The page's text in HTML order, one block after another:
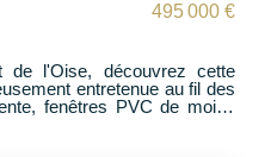
495 000 €
de l'Oise, découvrez cette
entretenue au fil des
fenêtres PVC de moins